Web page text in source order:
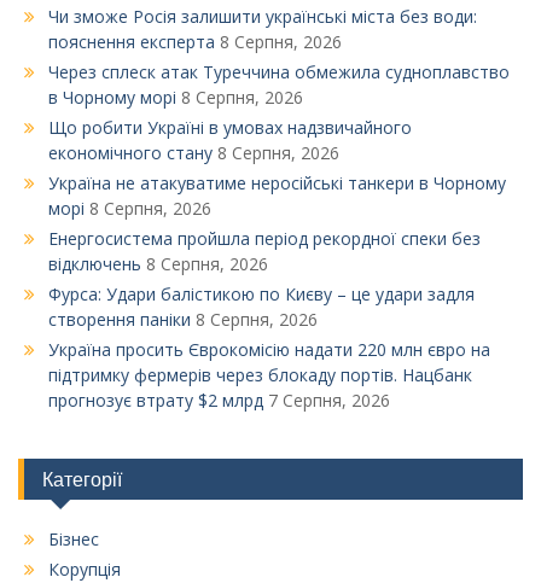
Чи зможе Росія залишити українські міста без води:
пояснення експерта 8 Серпня, 2026
Через сплеск атак Туреччина обмежила судноплавство
в Чорному морі 8 Серпня, 2026
Що робити Україні в умовах надзвичайного
економічного стану 8 Серпня, 2026
Україна не атакуватиме неросійські танкери в Чорному
морі 8 Серпня, 2026
Енергосистема пройшла період рекордної спеки без
відключень 8 Серпня, 2026
Фурса: Удари балістикою по Києву – це удари задля
створення паніки 8 Серпня, 2026
Україна просить Єврокомісію надати 220 млн євро на
підтримку фермерів через блокаду портів. Нацбанк
прогнозує втрату $2 млрд 7 Серпня, 2026
Категорії
Бізнес
Корупція